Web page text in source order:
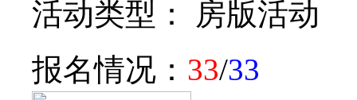
活动类型： 房版活动
报名情况： 33/33